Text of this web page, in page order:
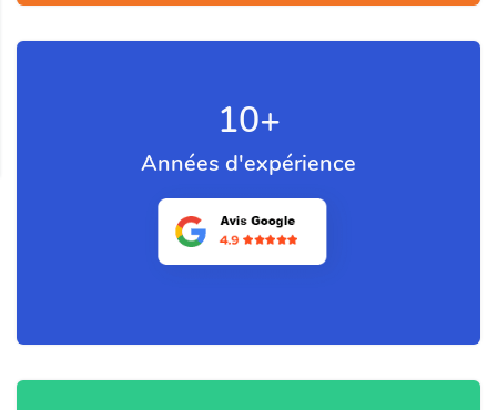
10+
Années d'expérience